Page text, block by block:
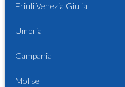
Friuli Venezia Giulia
Umbria
Campania
Molise